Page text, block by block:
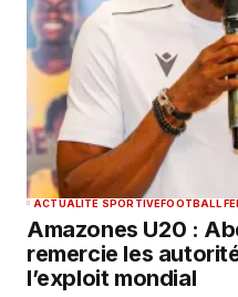
ACTUALITÉ SPORTIVEFOOTBALL
Amazones U20 :
remercie les
l’exploit mondial